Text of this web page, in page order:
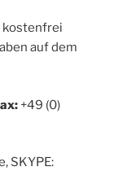
kostenfrei
auf dem
+49 (0)
SKYPE: